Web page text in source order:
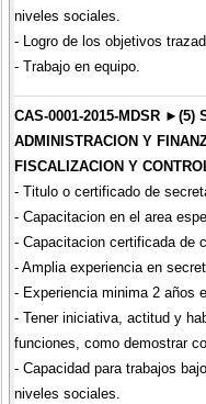
niveles sociales.
- Logro de los objetivos
- Trabajo en equipo.
CAS-0001-2015-MDSR ►(5)
ADMINISTRACION Y
FISCALIZACION Y
- Titulo o certificado de
- Capacitacion en el area
- Capacitacion certificada de
- Amplia experiencia en
- Experiencia minima 2 años
- Tener iniciativa, actitud y
funciones, como demostrar
- Capacidad para trabajos
niveles sociales.